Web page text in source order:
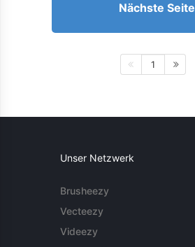
Nächste Seite
1
Unser Netzwerk
Brusheezy
Vecteezy
Videezy